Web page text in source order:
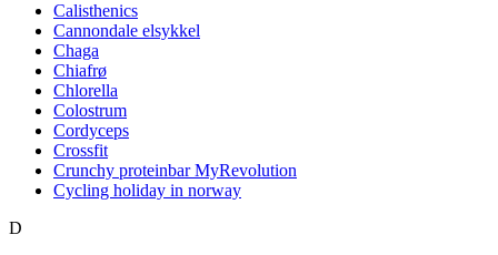
Calisthenics
Cannondale elsykkel
Chaga
Chiafrø
Chlorella
Colostrum
Cordyceps
Crossfit
Crunchy proteinbar MyRevolution
Cycling holiday in norway
D